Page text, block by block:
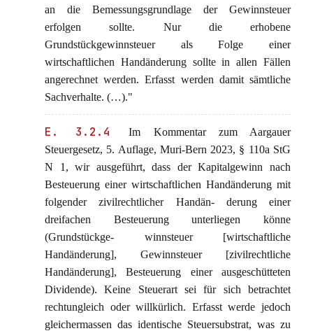
an die Bemessungsgrundlage der Gewinnsteuer
erfolgen sollte. Nur die erhobene
Grundstückgewinnsteuer als Folge einer
wirtschaftlichen Handänderung sollte in allen Fällen
angerechnet werden. Erfasst werden damit sämtliche
Sachverhalte. (…)."
E. 3.2.4
Im Kommentar zum Aargauer
Steuergesetz, 5. Auflage, Muri-Bern 2023, § 110a StG
N 1, wir ausgeführt, dass der Kapitalgewinn nach
Besteuerung einer wirtschaftlichen Handänderung mit
folgender zivilrechtlicher Handän- derung einer
dreifachen Besteuerung unterliegen könne
(Grundstückge- winnsteuer [wirtschaftliche
Handänderung], Gewinnsteuer [zivilrechtliche
Handänderung], Besteuerung einer ausgeschütteten
Dividende). Keine Steuerart sei für sich betrachtet
rechtungleich oder willkürlich. Erfasst werde jedoch
gleichermassen das identische Steuersubstrat, was zu